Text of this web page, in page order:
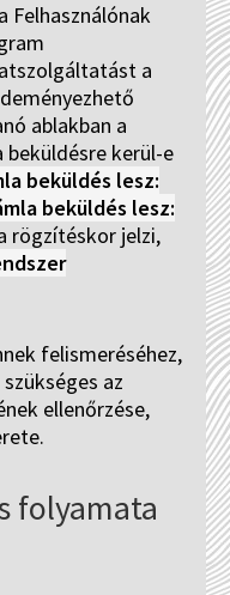
Felhasználónak
a
ablakban a
beküldésre kerül-e
beküldés lesz:
beküldés lesz:
rögzítéskor jelzi,
felismeréséhez,
az
ellenőrzése,
folyamata